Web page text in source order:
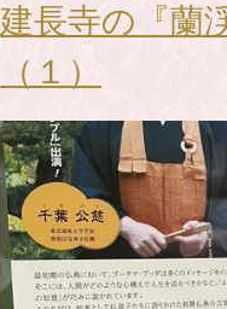
建長寺の『
（１）